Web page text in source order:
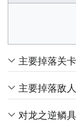
主要掉落关卡
主要掉落敌人
对龙之逆鳞